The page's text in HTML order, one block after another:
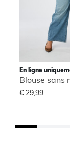
En ligne
€ 29,99